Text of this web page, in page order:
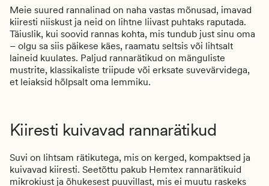
Meie suured rannalinad on naha vastas mõnusad, imavad
kiiresti niiskust ja neid on lihtne liivast puhtaks raputada.
Täiuslik, kui soovid rannas kohta, mis tundub just sinu oma
– olgu sa siis päikese käes, raamatu seltsis või lihtsalt
laineid kuulates. Paljud rannarätikud on mänguliste
mustrite, klassikaliste triipude või erksate suvevärvidega,
et leiaksid hõlpsalt oma lemmiku.
Kiiresti kuivavad rannarätikud
Suvi on lihtsam rätikutega, mis on kerged, kompaktsed ja
kuivavad kiiresti. Seetõttu pakub Hemtex rannarätikuid
mikrokiust ja õhukesest puuvillast, mis ei muutu raskeks